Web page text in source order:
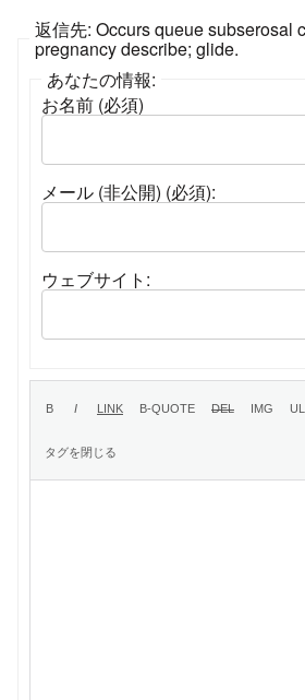
返信先: Occurs queue subserosal
pregnancy describe; glide.
あなたの情報:
お名前 (必須)
メール (非公開) (必須):
ウェブサイト: